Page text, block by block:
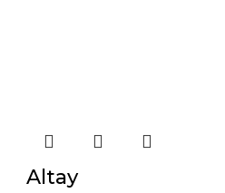
Altay